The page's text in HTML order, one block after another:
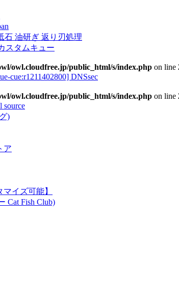
石 油研ぎ 返り刃処理
スタムキュー
owl.cloudfree.jp/public_html/s/index.php on line
cue:r1211402800] DNSsec
owl.cloudfree.jp/public_html/s/index.php on line
source
)
ア
イズ可能】
Cat Fish Club)